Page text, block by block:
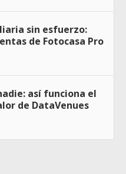
sin esfuerzo:
de Fotocasa Pro
así funciona el
de DataVenues